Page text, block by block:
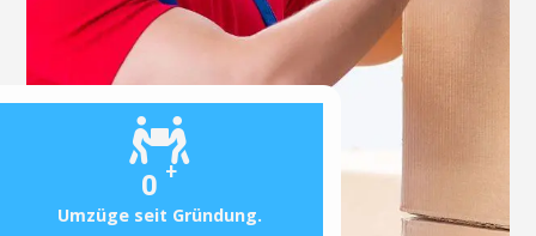
0 +
Umzüge seit Gründung.